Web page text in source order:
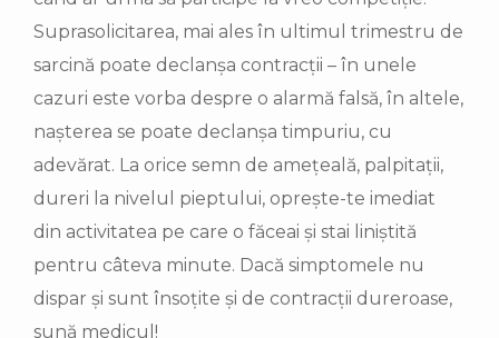
Suprasolicitarea, mai ales în ultimul trimestru de
sarcină poate declanșa contracții – în unele
cazuri este vorba despre o alarmă falsă, în altele,
nașterea se poate declanșa timpuriu, cu
adevărat. La orice semn de amețeală, palpitații,
dureri la nivelul pieptului, oprește-te imediat
din activitatea pe care o făceai și stai liniștită
pentru câteva minute. Dacă simptomele nu
dispar și sunt însoțite și de contracții dureroase,
sună medicul!